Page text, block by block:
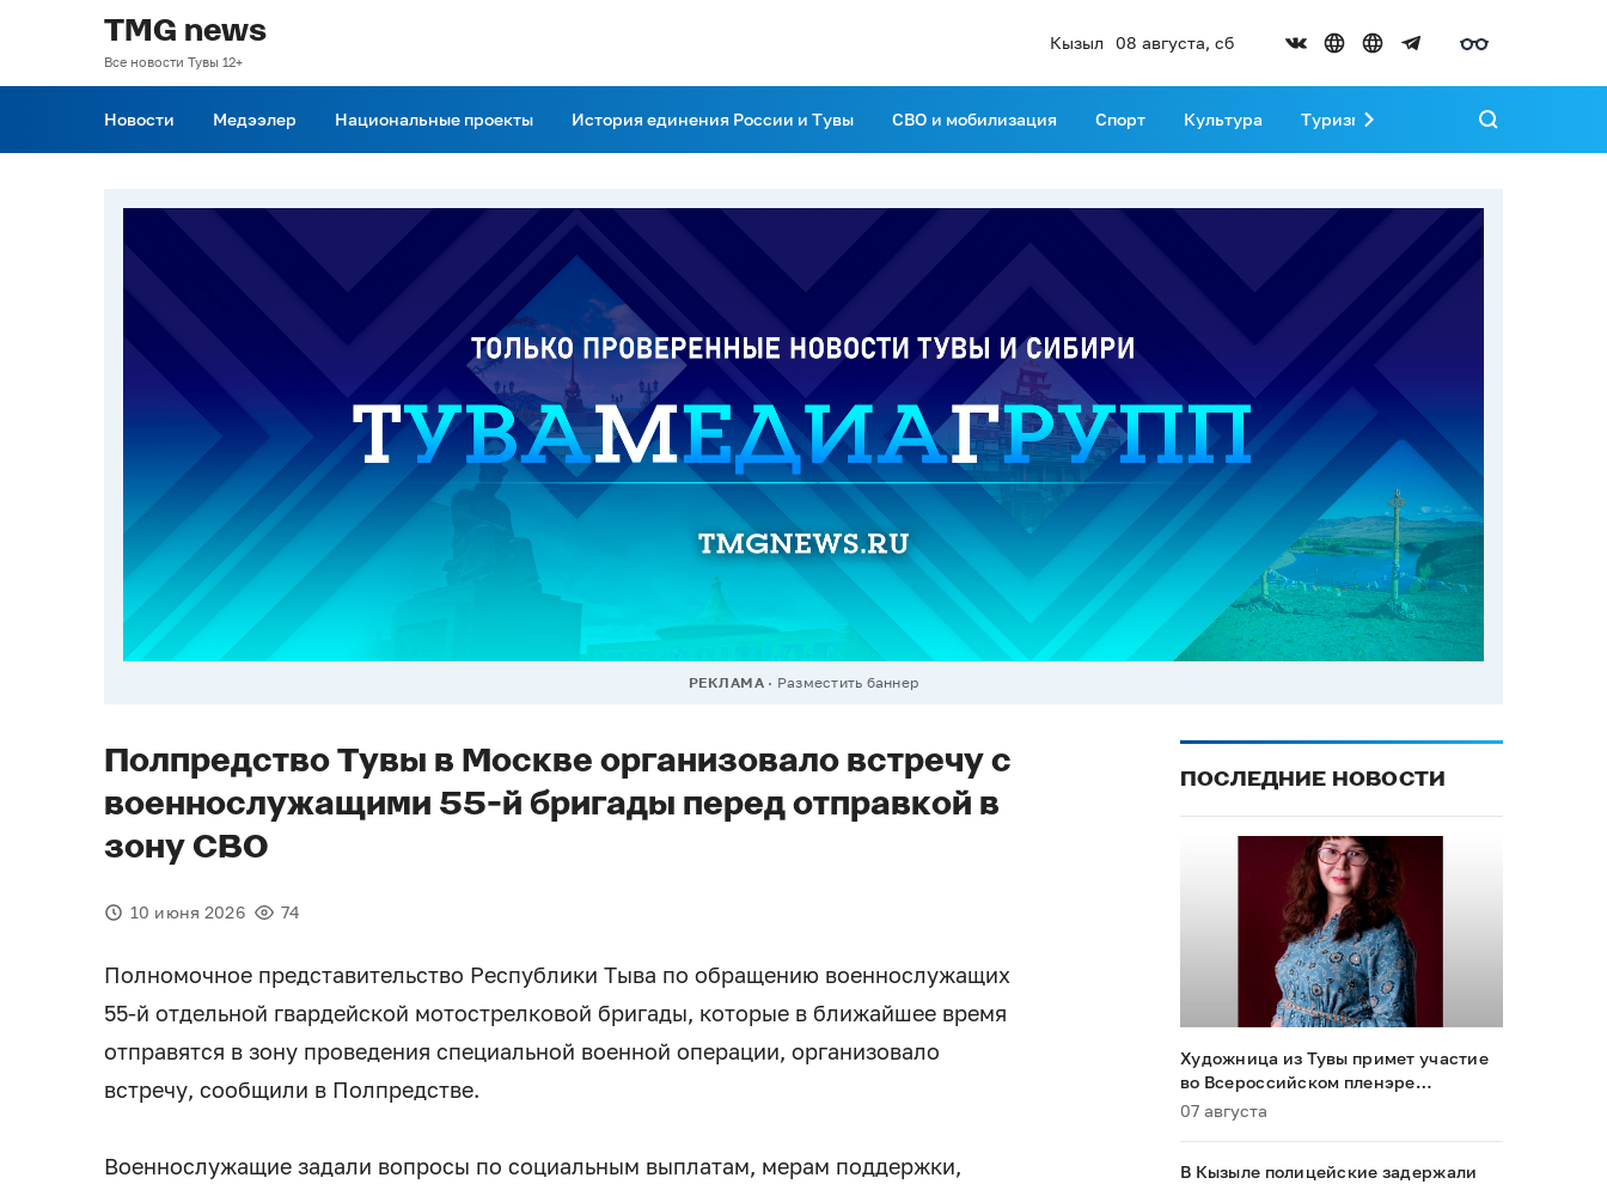
TMG news
Все новости Тувы 12+
Кызыл 08 августа, сб
Новости Медээлер Национальные проекты История единения России и Тувы СВО и мобилизация Спорт Культура Туризм Развитие Тувы
РЕКЛАМА Разместить баннер
Полпредство Тувы в Москве организовало встречу с
военнослужащими 55-й бригады перед отправкой в
зону СВО
10 июня 2026 74
Полномочное представительство Республики Тыва по обращению военнослужащих
55-й отдельной гвардейской мотострелковой бригады, которые в ближайшее время
отправятся в зону проведения специальной военной операции, организовало
встречу, сообщили в Полпредстве.
Военнослужащие задали вопросы по социальным выплатам, мерам поддержки,
ПОСЛЕДНИЕ НОВОСТИ
Художница из Тувы примет участие
во Всероссийском пленэре
акварелистов в Ханты-Мансийске
07 августа
В Кызыле полицейские задержали